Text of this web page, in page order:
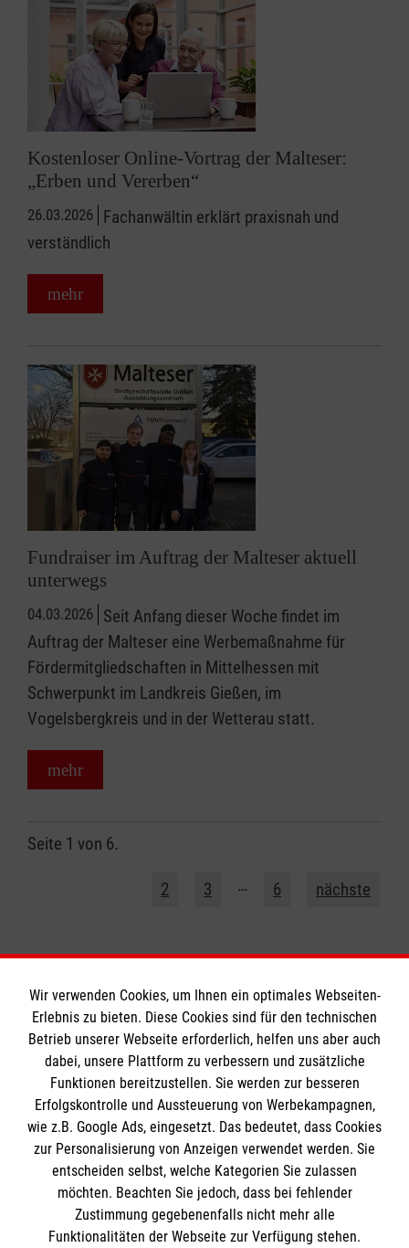
Kostenloser Online-Vortrag der Malteser:
„Erben und Vererben“
26.03.2026 Fachanwältin erklärt praxisnah und
verständlich
mehr
Fundraiser im Auftrag der Malteser aktuell
unterwegs
04.03.2026 Seit Anfang dieser Woche findet im
Auftrag der Malteser eine Werbemaßnahme für
Fördermitgliedschaften in Mittelhessen mit
Schwerpunkt im Landkreis Gießen, im
Vogelsbergkreis und in der Wetterau statt.
mehr
Seite 1 von 6.
2 3 … 6 nächste
Informationen
Impressum
Datenschutz
Barrierefreiheit
Kontakt
Die Malteser
Malteser in Deutschland
Malteserorden
Wir verwenden Cookies, um Ihnen ein optimales Webseiten-
Erlebnis zu bieten. Diese Cookies sind für den technischen
Betrieb unserer Webseite erforderlich, helfen uns aber auch
dabei, unsere Plattform zu verbessern und zusätzliche
Funktionen bereitzustellen. Sie werden zur besseren
Erfolgskontrolle und Aussteuerung von Werbekampagnen,
wie z.B. Google Ads, eingesetzt. Das bedeutet, dass Cookies
zur Personalisierung von Anzeigen verwendet werden. Sie
entscheiden selbst, welche Kategorien Sie zulassen
möchten. Beachten Sie jedoch, dass bei fehlender
Zustimmung gegebenenfalls nicht mehr alle
Funktionalitäten der Webseite zur Verfügung stehen.